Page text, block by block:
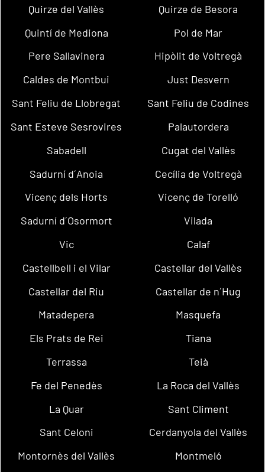
Quirze del Vallès
Quirze de Besora
Quintí de Mediona
Pol de Mar
Pere Sallavinera
Hipòlit de Voltregà
Caldes de Montbui
Just Desvern
Sant Feliu de Llobregat
Sant Feliu de Codines
Sant Esteve Sesrovires
Palautordera
Sabadell
Cugat del Vallès
Sadurní d´Anoia
Cecília de Voltregà
Vicenç dels Horts
Vicenç de Torelló
Sadurní d´Osormort
Vilada
Vic
Calaf
Castellbell i el Vilar
Castellar del Vallès
Castellar del Riu
Castellar de n´Hug
Matadepera
Masquefa
Els Prats de Rei
Tiana
Terrassa
Teià
Fe del Penedès
La Roca del Vallès
La Quar
Sant Climent
Sant Celoni
Cerdanyola del Vallès
Montornès del Vallès
Montmeló